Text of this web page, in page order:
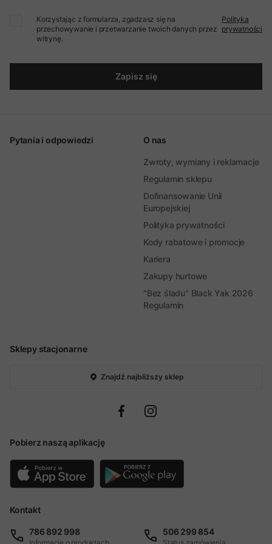
Korzystając z formularza, zgadzasz się na
przechowywanie i przetwarzanie twoich danych przez
witrynę.
Polityka
prywatności
Zapisz się
Sklepy stacjonarne
Znajdź najbliższy sklep
Pobierz naszą aplikację
Pytania i odpowiedzi O nas
Zwroty, wymiany i reklamacje
Regulamin sklepu
Dofinansowanie Unii
Europejskiej
Polityka prywatności
Kody rabatowe i promocje
Kariera
Zakupy hurtowe
"Bez śladu" Black Yak 2026
Regulamin
Kontakt
786 892 998 506 299 854